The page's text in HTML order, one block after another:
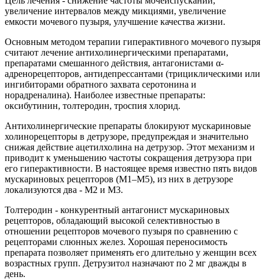
увеличение интервалов между микциями, увеличение
емкости мочевого пузыря, улучшение качества жизни.
Основным методом терапии гиперактивного мочевого пузыря
считают лечение антихолинергическими препаратами,
препаратами смешанного действия, антагонистами α-
адренорецепторов, антидепрессантами (трициклическими или
ингибиторами обратного захвата серотонина и
норадреналина). Наиболее известные препараты:
оксибутинин, толтеродин, троспия хлорид.
Антихолинергические препараты блокируют мускариновые
холинорецепторы в детрузоре, предупреждая и значительно
снижая действие ацетилхолина на детрузор. Этот механизм и
приводит к уменьшению частоты сокращения детрузора при
его гиперактивности. В настоящее время известно пять видов
мускариновых рецепторов (М1–М5), из них в детрузоре
локализуются два - М2 и М3.
Толтеродин - конкурентный антагонист мускариновых
рецепторов, обладающий высокой селективностью в
отношении рецепторов мочевого пузыря по сравнению с
рецепторами слюнных желез. Хорошая переносимость
препарата позволяет применять его длительно у женщин всех
возрастных групп. Детрузитол назначают по 2 мг дважды в
день.